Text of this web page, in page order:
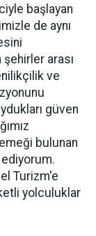
başlayan
de aynı
arası
ve
güven
bulunan
Turizm'e
yolculuklar